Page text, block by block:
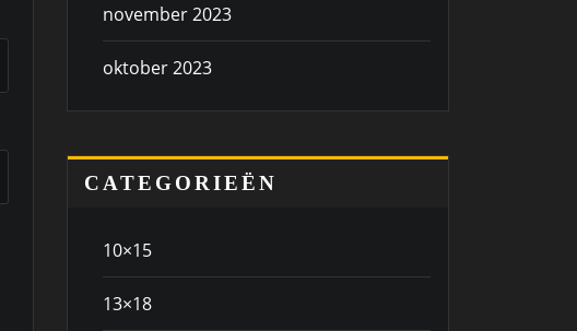
november 2023
oktober 2023
CATEGORIEËN
10×15
13×18